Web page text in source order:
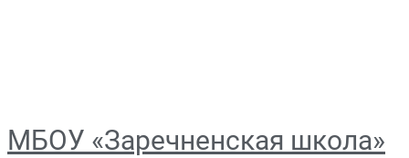
МБОУ «Заречненская школа»